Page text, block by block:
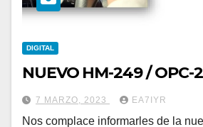
DIGITAL
NUEVO HM-249 / OPC-
7 MARZO, 2023 EA7IYR
Nos complace informarles de la